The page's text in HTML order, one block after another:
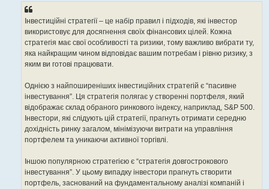
Інвестиційні стратегії – це набір правил і підходів, які інвестор
використовує для досягнення своїх фінансових цілей. Кожна
стратегія має свої особливості та ризики, тому важливо вибрати ту,
яка найкращим чином відповідає вашим потребам і рівню ризику, з
яким ви готові працювати.
Однією з найпоширеніших інвестиційних стратегій є “пасивне
інвестування”. Ця стратегія полягає у створенні портфеля, який
відображає склад обраного ринкового індексу, наприклад, S&P 500.
Інвестори, які слідують цій стратегії, прагнуть отримати середню
дохідність ринку загалом, мінімізуючи витрати на управління
портфелем та уникаючи активної торгівлі.
Іншою популярною стратегією є “стратегія довгострокового
інвестування”. У цьому випадку інвестори прагнуть створити
портфель, заснований на фундаментальному аналізі компаній і